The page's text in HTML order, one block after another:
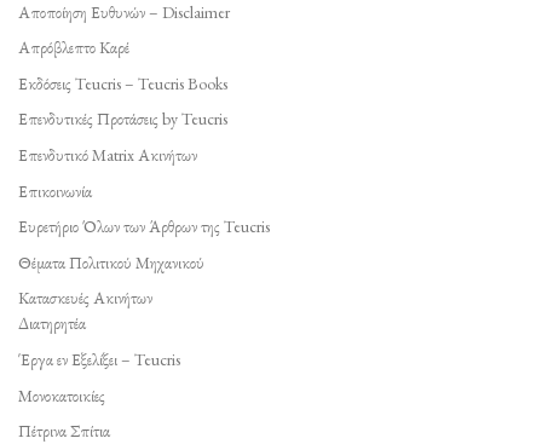
Αποποίηση Ευθυνών – Disclaimer
Απρόβλεπτο Καρέ
Εκδόσεις Teucris – Teucris Books
Επενδυτικές Προτάσεις by Teucris
Επενδυτικό Matrix Ακινήτων
Επικοινωνία
Ευρετήριο Όλων των Άρθρων της Teucris
Θέματα Πολιτικού Μηχανικού
Κατασκευές Ακινήτων
Διατηρητέα
Έργα εν Εξελίξει – Teucris
Μονοκατοικίες
Πέτρινα Σπίτια